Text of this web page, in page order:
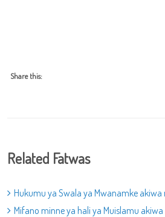
Share this:
Related Fatwas
Hukumu ya Swala ya Mwanamke akiwa
Mifano minne ya hali ya Muislamu